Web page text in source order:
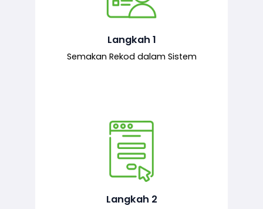
Langkah 1
Semakan Rekod dalam Sistem
Semakan ke atas sejarah permohonan
yang pernah dibuat oleh pemohon,
Langkah 2
Pemohon mengisi borang
permohonan bagi pendaftaran
baharu melalui sistem.